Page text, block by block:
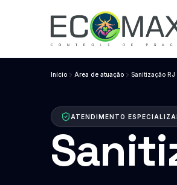
Início Área de atuação Sanitização RJ
ATENDIMENTO